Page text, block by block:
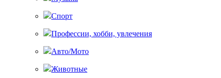
Спорт
Профессии, хобби, увлечения
Авто/Мото
Животные